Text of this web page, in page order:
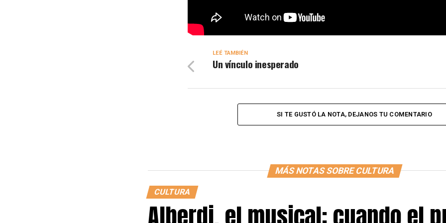
LEÉ TAMBIÉN
Un vínculo inesperado
SI TE GUSTÓ LA NOTA, DEJANOS TU COMENTARIO
MÁS NOTAS SOBRE CULTURA
CULTURA
Alberdi, el musical: cuando el